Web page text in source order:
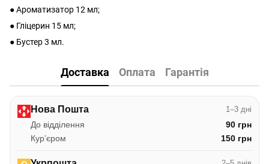
● Ароматизатор 12 мл;
● Гліцерин 15 мл;
● Бустер 3 мл.
Доставка Оплата Гарантія
Нова Пошта 1–3 дні
До відділення
90 грн
Курʼєром
150 грн